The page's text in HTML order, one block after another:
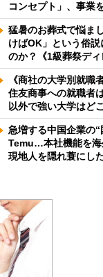
コンセプト」、事業
猛暑のお葬式で悩ま
けばOK」という俗
のか？《1級葬祭ディ
《商社の大学別就職
住友商事への就職者
以外で強い大学はど
急増する中国企業の
Temu…本社機能を
現地人を隠れ蓑にし